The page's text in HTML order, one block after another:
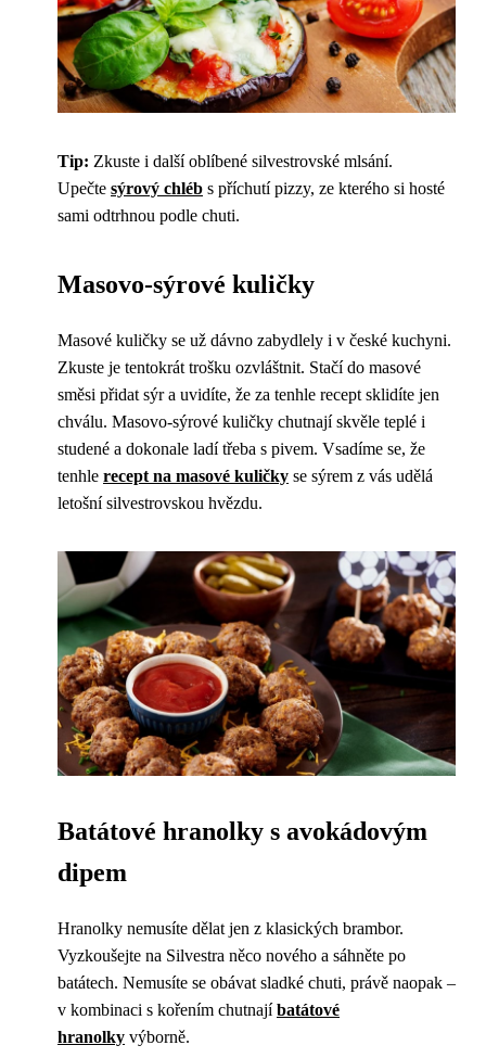
Tip: Zkuste i další oblíbené silvestrovské mlsání.
Upečte sýrový chléb s příchutí pizzy, ze kterého si hosté
sami odtrhnou podle chuti.
Masovo-sýrové kuličky
Masové kuličky se už dávno zabydlely i v české kuchyni.
Zkuste je tentokrát trošku ozvláštnit. Stačí do masové
směsi přidat sýr a uvidíte, že za tenhle recept sklidíte jen
chválu. Masovo-sýrové kuličky chutnají skvěle teplé i
studené a dokonale ladí třeba s pivem. Vsadíme se, že
tenhle recept na masové kuličky se sýrem z vás udělá
letošní silvestrovskou hvězdu.
Batátové hranolky s avokádovým
dipem
Hranolky nemusíte dělat jen z klasických brambor.
Vyzkoušejte na Silvestra něco nového a sáhněte po
batátech. Nemusíte se obávat sladké chuti, právě naopak –
v kombinaci s kořením chutnajíbatátové
hranolky výborně.